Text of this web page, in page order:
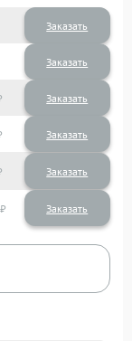
Заказать
Заказать